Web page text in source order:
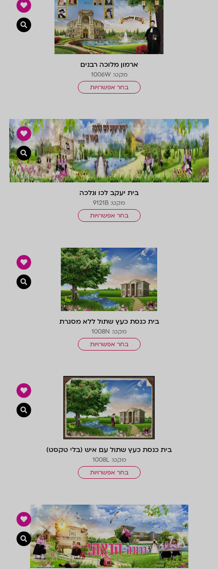
ארמון מלוכה רבנים
מקט: 1006W
בחר אפשרויות
בית יעקב לכו ונלכה
מקט: 9121B
בחר אפשרויות
בית כנסת כעץ שתול ללא מסגרת
מקט: 1008N
בחר אפשרויות
בית כנסת כעץ שתול עם איש (בלי טקסט)
מקט: 1008L
בחר אפשרויות